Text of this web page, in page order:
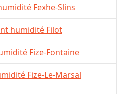
Fexhe-Slins
humidité Filot
Fize-Fontaine
Fize-Le-Marsal